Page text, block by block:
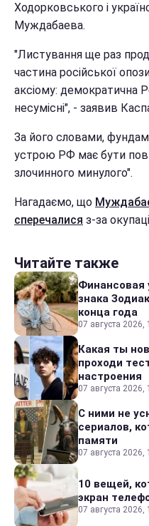
Ходорковського і
Муждабаева.
"Листування ще раз
частина російської
аксіому: демократична
несумісні", - заявив
За його словами,
устрою РФ має бути
злочинного минулого".
Нагадаємо, що
сперечалися з-за
Читайте также
Финансовая
знака
конца года
07 августа 2026,
Какая ты
проходи
настроения
07 августа 2026,
С ними не
сериалов,
памяти
07 августа 2026,
10 вещей,
экран
07 августа 2026,